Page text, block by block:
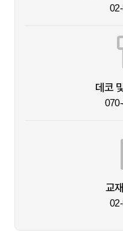
데코
교